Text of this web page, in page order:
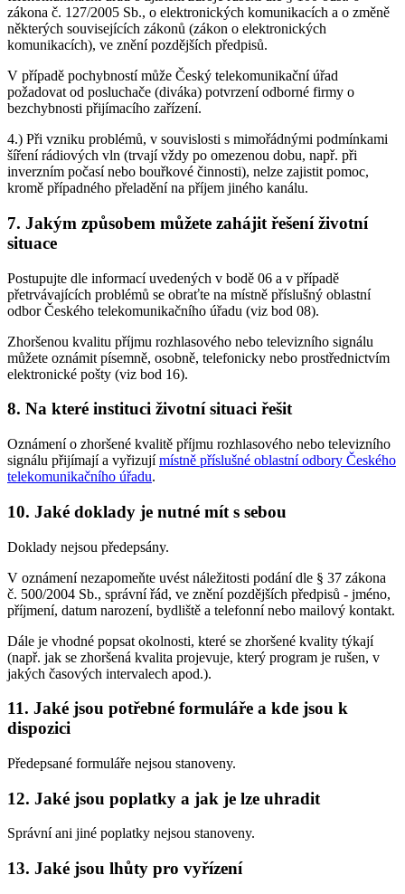
zákona č. 127/2005 Sb., o elektronických komunikacích a o změně
některých souvisejících zákonů (zákon o elektronických
komunikacích), ve znění pozdějších předpisů.
V případě pochybností může Český telekomunikační úřad
požadovat od posluchače (diváka) potvrzení odborné firmy o
bezchybnosti přijímacího zařízení.
4.) Při vzniku problémů, v souvislosti s mimořádnými podmínkami
šíření rádiových vln (trvají vždy po omezenou dobu, např. při
inverzním počasí nebo bouřkové činnosti), nelze zajistit pomoc,
kromě případného přeladění na příjem jiného kanálu.
7. Jakým způsobem můžete zahájit řešení životní
situace
Postupujte dle informací uvedených v bodě 06 a v případě
přetrvávajících problémů se obraťte na místně příslušný oblastní
odbor Českého telekomunikačního úřadu (viz bod 08).
Zhoršenou kvalitu příjmu rozhlasového nebo televizního signálu
můžete oznámit písemně, osobně, telefonicky nebo prostřednictvím
elektronické pošty (viz bod 16).
8. Na které instituci životní situaci řešit
Oznámení o zhoršené kvalitě příjmu rozhlasového nebo televizního
signálu přijímají a vyřizujímístně příslušné oblastní odbory Českého
telekomunikačního úřadu.
10. Jaké doklady je nutné mít s sebou
Doklady nejsou předepsány.
V oznámení nezapomeňte uvést náležitosti podání dle § 37 zákona
č. 500/2004 Sb., správní řád, ve znění pozdějších předpisů - jméno,
příjmení, datum narození, bydliště a telefonní nebo mailový kontakt.
Dále je vhodné popsat okolnosti, které se zhoršené kvality týkají
(např. jak se zhoršená kvalita projevuje, který program je rušen, v
jakých časových intervalech apod.).
11. Jaké jsou potřebné formuláře a kde jsou k
dispozici
Předepsané formuláře nejsou stanoveny.
12. Jaké jsou poplatky a jak je lze uhradit
Správní ani jiné poplatky nejsou stanoveny.
13. Jaké jsou lhůty pro vyřízení